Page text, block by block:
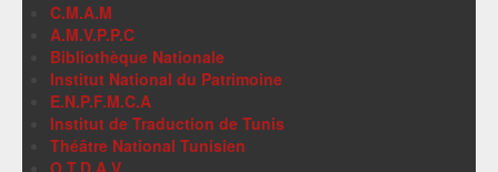
C.M.A.M
A.M.V.P.P.C
Bibliothèque Nationale
Institut National du Patrimoine
E.N.P.F.M.C.A
Institut de Traduction de Tunis
Théâtre National Tunisien
O.T.D.A.V